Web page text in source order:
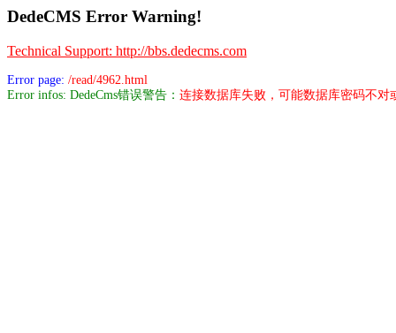
DedeCMS Error Warning!
Technical Support: http://bbs.dedecms.com
Error page: /read/4962.html
Error infos: DedeCms错误警告： 连接数据库失败，可能数据库密码不对